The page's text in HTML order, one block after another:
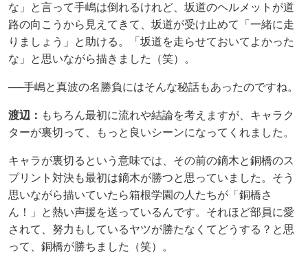
な」と言って手嶋は倒れるけれど、坂道のヘルメットが道
路の向こうから見えてきて、坂道が受け止めて「一緒に走
りましょう」と助ける。「坂道を走らせておいてよかった
な」と思いながら描きました（笑）。
──手嶋と真波の名勝負にはそんな秘話もあったのですね。
渡辺： もちろん最初に流れや結論を考えますが、キャラク
ターが裏切って、もっと良いシーンになってくれました。
キャラが裏切るという意味では、その前の鏑木と銅橋のス
プリント対決も最初は鏑木が勝つと思っていました。そう
思いながら描いていたら箱根学園の人たちが「銅橋さ
ん！」と熱い声援を送っているんです。それほど部員に愛
されて、努力もしているヤツが勝たなくてどうする？と思
って、銅橋が勝ちました（笑）。